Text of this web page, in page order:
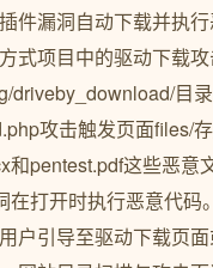
件漏洞自动下载并执
式项目中的驱动下载
driveby_download/目
攻击触发页面files/
和pentest.pdf这些恶意
在打开时执行恶意代码
户引导至驱动下载页